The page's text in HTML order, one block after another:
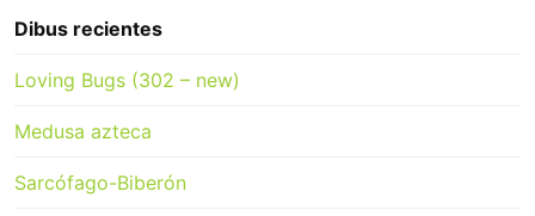
Dibus recientes
Loving Bugs (302 – new)
Medusa azteca
Sarcófago-Biberón